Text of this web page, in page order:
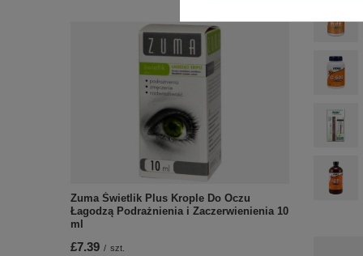
Zuma Świetlik Plus Krople Do Oczu
Łagodzą Podrażnienia i Zaczerwienienia 10
ml
£7.39 / szt.